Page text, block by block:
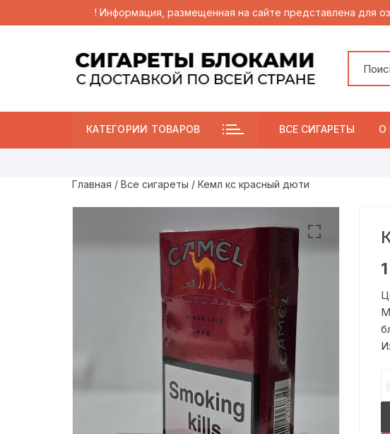
! Информация, размещенная на сайте представлена для
КАТЕГОРИИ ТОВАРОВ ВСЕ СИГАРЕТЫ О
Главная / Все сигареты / Кемл кс красный дюти